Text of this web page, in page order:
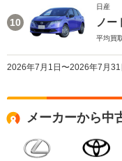
10
日産
ノー
平均買
2026年7月1日〜2026年7月31
メーカーから中